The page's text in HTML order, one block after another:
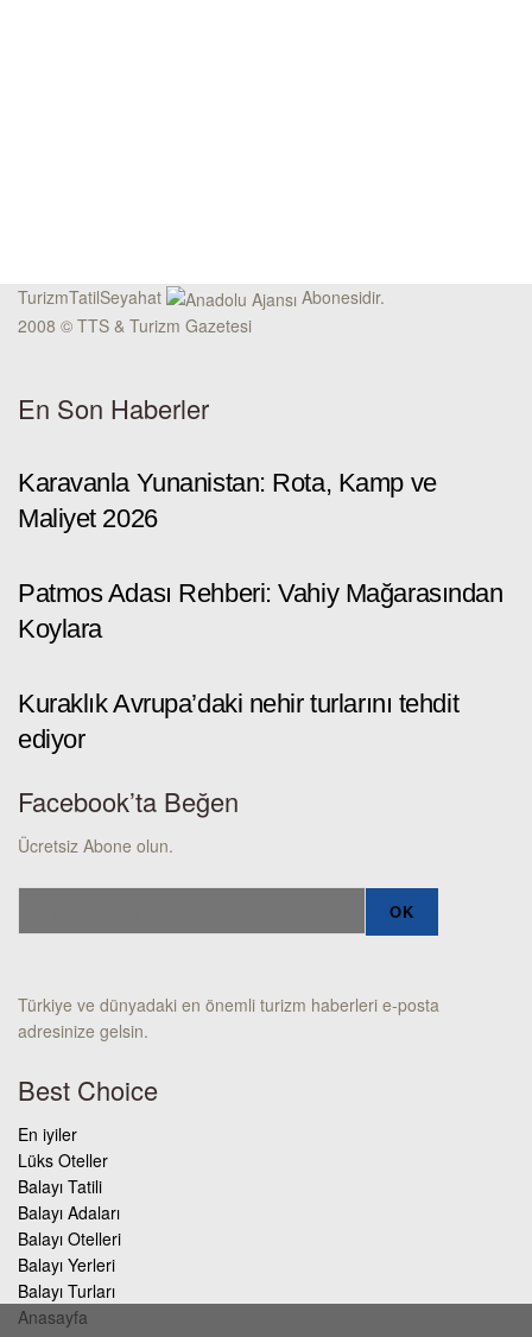
TurizmTatilSeyahat
Abonesidir.
2008 © TTS & Turizm Gazetesi
En Son Haberler
Karavanla Yunanistan: Rota, Kamp ve
Maliyet 2026
Patmos Adası Rehberi: Vahiy Mağarasından
Koylara
Kuraklık Avrupa’daki nehir turlarını tehdit
ediyor
Facebook’ta Beğen
Ücretsiz Abone olun.
Türkiye ve dünyadaki en önemli turizm haberleri e-posta
adresinize gelsin.
Best Choice
En iyiler
Lüks Oteller
Balayı Tatili
Balayı Adaları
Balayı Otelleri
Balayı Yerleri
Balayı Turları
Anasayfa